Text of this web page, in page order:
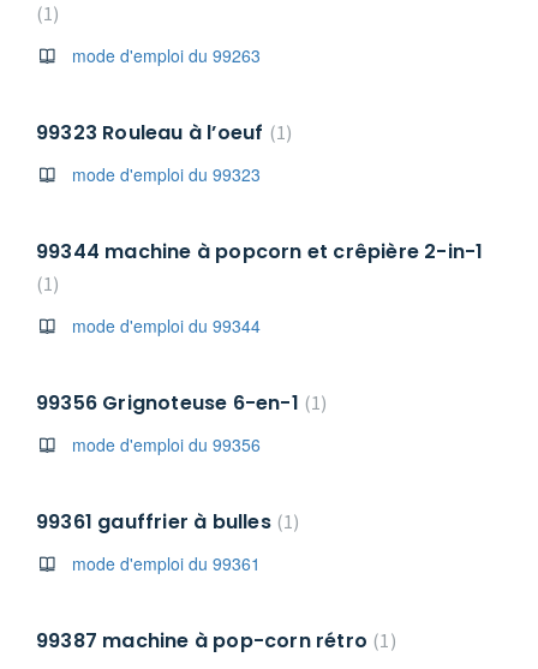
1
mode d'emploi du 99263
99323 Rouleau à l’oeuf
1
mode d'emploi du 99323
99344 machine à popcorn et crêpière 2-in-1
1
mode d'emploi du 99344
99356 Grignoteuse 6-en-1 1
mode d'emploi du 99356
99361 gauffrier à bulles 1
mode d'emploi du 99361
99387 machine à pop-corn rétro 1